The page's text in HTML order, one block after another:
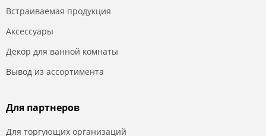
Встраиваемая продукция
Аксессуары
Декор для ванной комнаты
Вывод из ассортимента
Для партнеров
Для торгующих организаций